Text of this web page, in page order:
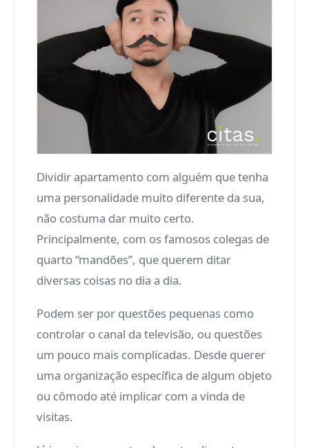
Dividir apartamento com alguém que tenha
uma personalidade muito diferente da sua,
não costuma dar muito certo.
Principalmente, com os famosos colegas de
quarto “mandões”, que querem ditar
diversas coisas no dia a dia.
Podem ser por questões pequenas como
controlar o canal da televisão, ou questões
um pouco mais complicadas. Desde querer
uma organização específica de algum objeto
ou cômodo até implicar com a vinda de
visitas.